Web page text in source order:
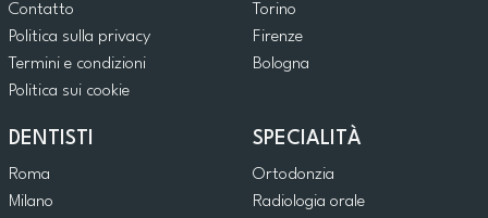
Contatto
Politica sulla privacy
Termini e condizioni
Politica sui cookie
Torino
Firenze
Bologna
DENTISTI
Roma
Milano
SPECIALITÀ
Ortodonzia
Radiologia orale